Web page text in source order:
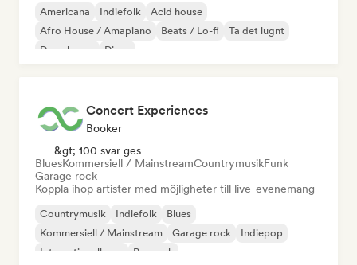
Americana Indiefolk
Acid house
Afro House / Amapiano
Beats / Lo-fi
Ta det lugnt
Deep house
Disco
Concert Experiences
Booker
&gt; 100 svar ges
BluesKommersiell / MainstreamCountrymusikFunk
Garage rock
Koppla ihop artister med möjligheter till live-evenemang
Countrymusik Indiefolk
Blues
Kommersiell / Mainstream
Garage rock
Indiepop
Internationell pop
Poprock